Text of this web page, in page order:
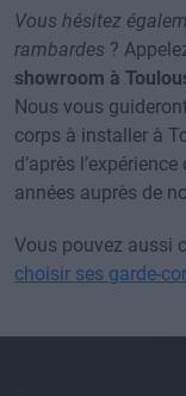
Vous hésitez
rambardes ?
showroom à
Nous vous
corps à installer à
d’après
années auprès de
Vous pouvez aussi
choisir ses garde-